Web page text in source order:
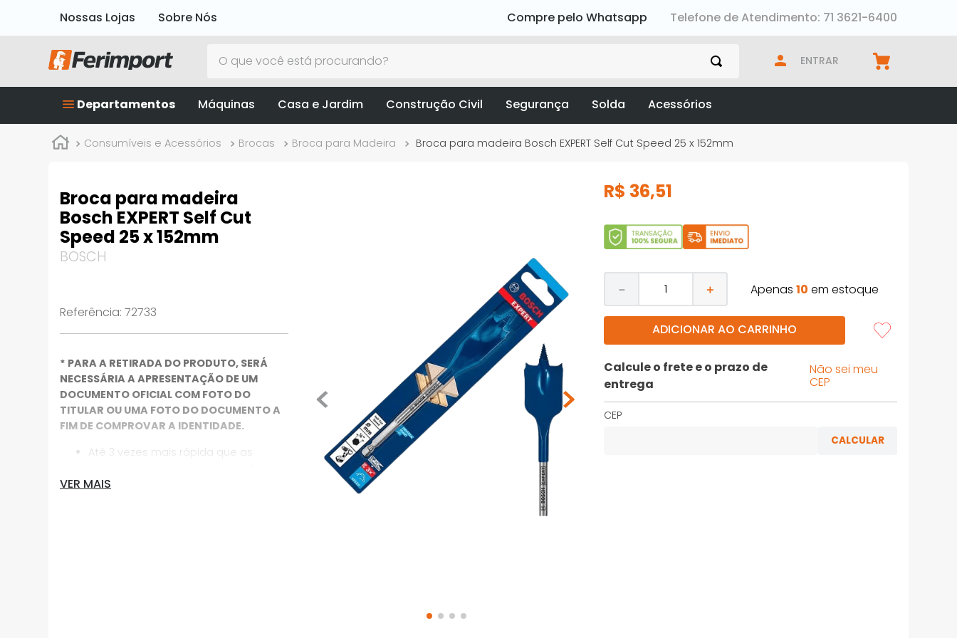
Nossas Lojas Sobre Nós Compre pelo Whatsapp
Telefone de Atendimento: 71 3621-6400
ENTRAR
Departamentos Máquinas Casa e Jardim Construção Civil Segurança Solda Acessórios
Consumíveis e Acessórios Brocas Broca para Madeira Broca para madeira Bosch EXPERT Self Cut Speed 25 x 152mm
Broca para madeira
Bosch EXPERT Self Cut
Speed 25 x 152mm
BOSCH
Referência: 72733
* PARA A RETIRADA DO PRODUTO, SERÁ
NECESSÁRIA A APRESENTAÇÃO DE UM
DOCUMENTO OFICIAL COM FOTO DO
TITULAR OU UMA FOTO DO DOCUMENTO A
FIM DE COMPROVAR A IDENTIDADE.
Até 3 vezes mais rápida que as
Perfuração rápida e facilitada com a
VER MAIS
R$ 36,51
＋
－ Apenas10 em estoque
ADICIONAR AO CARRINHO
Calcule o frete e o prazo de
entrega
Não sei meu
CEP
CEP